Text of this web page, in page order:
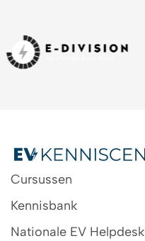
Cursussen
Kennisbank
Nationale EV Helpdesk